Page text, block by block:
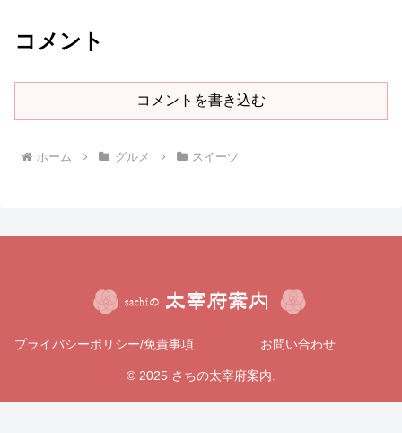
コメント
コメントを書き込む
ホーム グルメ スイーツ
プライバシーポリシー/免責事項 お問い合わせ
© 2025 さちの太宰府案内.